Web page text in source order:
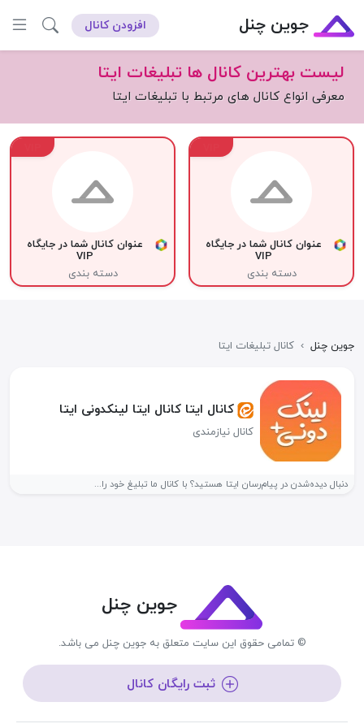
جوین چنل افزودن کانال
لیست بهترین کانال ها تبلیغات ایتا
معرفی انواع کانال های مرتبط با تبلیغات ایتا
عنوان کانال شما در جایگاه
VIP
دسته بندی
عنوان کانال شما در جایگاه
VIP
دسته بندی
جوین چنل › کانال تبلیغات ایتا
کانال ایتا کانال ایتا لینکدونی ایتا
کانال نیازمندی
دنبال دیده‌شدن در پیام‌رسان ایتا هستید؟ با کانال ما تبلیغ خود را...
جوین چنل
© تمامی حقوق این سایت متعلق به جوین چنل می باشد.
ثبت رایگان کانال